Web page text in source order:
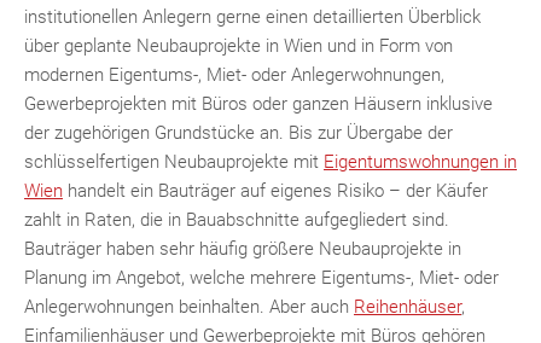
institutionellen Anlegern gerne einen detaillierten Überblick
über geplante Neubauprojekte in Wien und in Form von
modernen Eigentums-, Miet- oder Anlegerwohnungen,
Gewerbeprojekten mit Büros oder ganzen Häusern inklusive
der zugehörigen Grundstücke an. Bis zur Übergabe der
schlüsselfertigen Neubauprojekte mit Eigentumswohnungen in
Wien handelt ein Bauträger auf eigenes Risiko – der Käufer
zahlt in Raten, die in Bauabschnitte aufgegliedert sind.
Bauträger haben sehr häufig größere Neubauprojekte in
Planung im Angebot, welche mehrere Eigentums-, Miet- oder
Anlegerwohnungen beinhalten. Aber auch Reihenhäuser,
Einfamilienhäuser und Gewerbeprojekte mit Büros gehören